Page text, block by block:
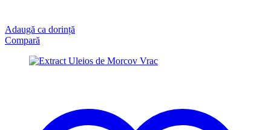
Adaugă ca dorință
Compară